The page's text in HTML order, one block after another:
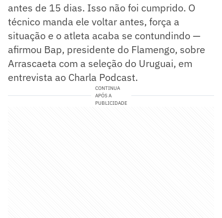
antes de 15 dias. Isso não foi cumprido. O
técnico manda ele voltar antes, força a
situação e o atleta acaba se contundindo —
afirmou Bap, presidente do Flamengo, sobre
Arrascaeta com a seleção do Uruguai, em
entrevista ao Charla Podcast.
CONTINUA
APÓS A
PUBLICIDADE